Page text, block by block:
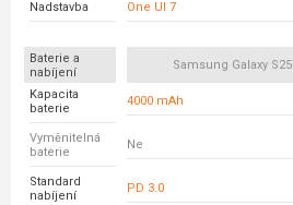
Nadstavba One UI 7
Baterie a
nabíjení
Samsung Galaxy S25
Kapacita
baterie
4000 mAh
Vyměnitelná
baterie
Ne
Standard
nabíjení
PD 3.0